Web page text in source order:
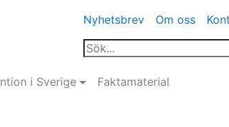
Nyhetsbrev Om oss
i Sverige
Faktamaterial